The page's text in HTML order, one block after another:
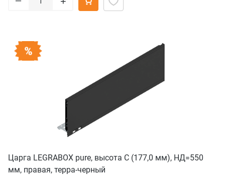
Царга LEGRABOX pure, высота C (177,0 мм), НД=550
мм, правая, терра-черный